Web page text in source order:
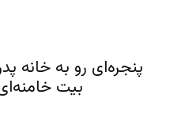
پنجره‌ای رو به خانه
بیت خامنه‌ای ـ ۱۶ امرداد / ۷